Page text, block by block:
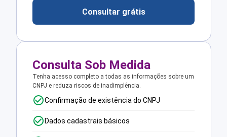
Consultar grátis
Consulta Sob Medida
Tenha acesso completo a todas as informações sobre um
CNPJ e reduza riscos de inadimplência.
Confirmação de existência do CNPJ
Dados cadastrais básicos